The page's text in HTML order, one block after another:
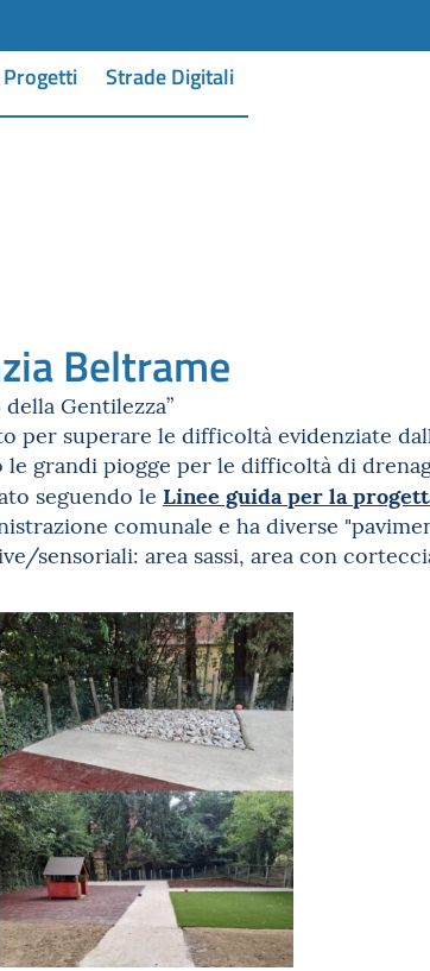
Progetti Strade Digitali
Beltrame
Gentilezza”
per superare le difficoltà evidenziate
grandi piogge per le difficoltà di
seguendo le Linee guida per la
comunale e ha diverse
sensoriali: area sassi, area con